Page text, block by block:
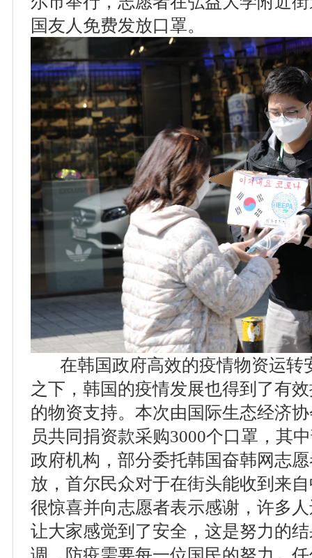
国友人免费发放口罩。
在韩国政府高效的疫情物资运转
之下，韩国的疫情发展也得到了有
的物资支持。本次由国际生态经济
员共同捐资款采购3000个口罩，其
政府机构，部分委托韩国奋韩网志
放，首尔民众对于在街头能收到来
很惊喜并向志愿者表示感谢，许多
让大家感觉到了安全，这是努力的